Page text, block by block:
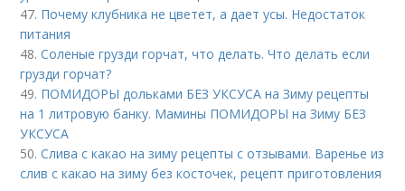
47. Почему клубника не цветет, а дает усы. Недостаток
питания
48.Соленые грузди горчат, что делать. Что делать если
грузди горчат?
49. ПОМИДОРЫ дольками БЕЗ УКСУСА на Зиму рецепты
на 1 литровую банку. Мамины ПОМИДОРЫ на Зиму БЕЗ
УКСУСА
50.Слива с какао на зиму рецепты с отзывами. Варенье из
слив с какао на зиму без косточек, рецепт приготовления